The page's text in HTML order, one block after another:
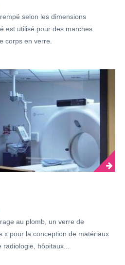
selon les dimensions
est utilisé pour des marches
corps en verre.
au plomb, un verre de
x pour la conception de matériaux
hôpitaux...